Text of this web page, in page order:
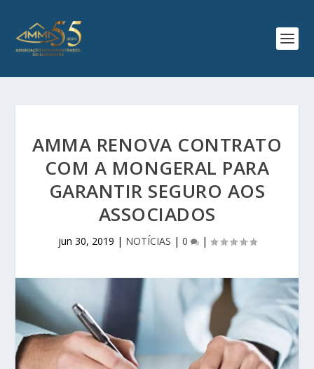
AMMA RENOVA CONTRATO
COM A MONGERAL PARA
GARANTIR SEGURO AOS
ASSOCIADOS
jun 30, 2019 | NOTÍCIAS | 0 |